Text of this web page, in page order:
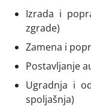
Izrada i
zgrade)
Zamena i
Postavljanje
Ugradnja i
spoljašnja)